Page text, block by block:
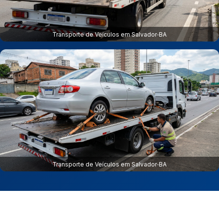
Transporte de Veículos em Salvador‑BA
Transporte de Veículos em Salvador‑BA